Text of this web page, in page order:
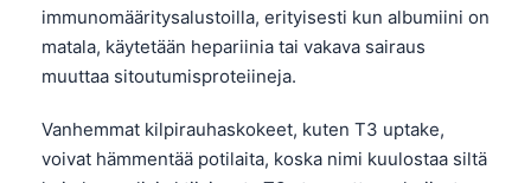
immunomääritysalustoilla, erityisesti kun albumiini on
matala, käytetään hepariinia tai vakava sairaus
muuttaa sitoutumisproteiineja.
Vanhemmat kilpirauhaskokeet, kuten T3 uptake,
voivat hämmentää potilaita, koska nimi kuulostaa siltä
Татар теле
Esperanto
Frysk